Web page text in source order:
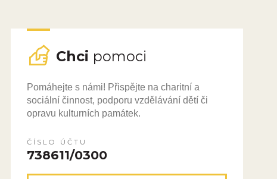
Chci pomoci
Pomáhejte s námi! Přispějte na charitní a
sociální činnost, podporu vzdělávání dětí či
opravu kulturních památek.
ČÍSLO ÚČTU
738611/0300